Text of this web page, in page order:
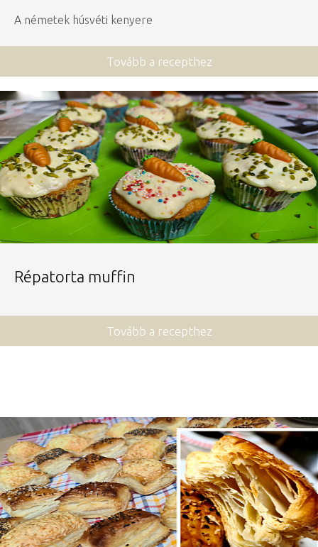
A németek húsvéti kenyere
Tovább a recepthez
Répatorta muffin
Tovább a recepthez